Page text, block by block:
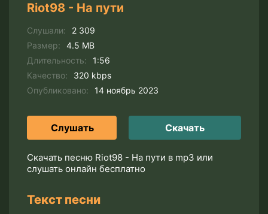
Riot98 - На пути
Слушали:
2 309
Размер:
4.5 MB
Длительность:
1:56
Качество:
320 kbps
Опубликовано:
14 ноябрь 2023
Слушать Скачать
Скачать песню Riot98 - На пути в mp3 или
слушать онлайн бесплатно
Текст песни